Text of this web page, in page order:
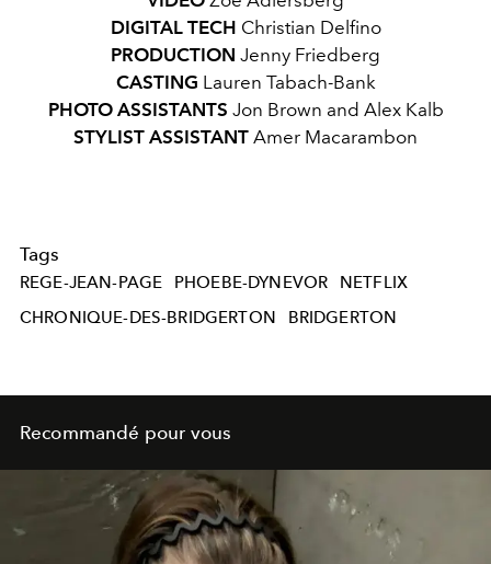
DIGITAL TECH Christian Delfino
PRODUCTION Jenny Friedberg
CASTING Lauren Tabach-Bank
PHOTO ASSISTANTS Jon Brown and Alex Kalb
STYLIST ASSISTANT Amer Macarambon
Tags
REGE-JEAN-PAGE PHOEBE-DYNEVOR
NETFLIX
CHRONIQUE-DES-BRIDGERTON
BRIDGERTON
Recommandé pour vous